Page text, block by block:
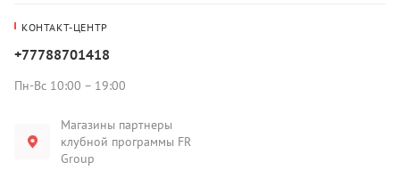
КОНТАКТ-ЦЕНТР
+77788701418
Пн-Вс 10:00 – 19:00
Магазины партнеры
клубной программы FR
Group